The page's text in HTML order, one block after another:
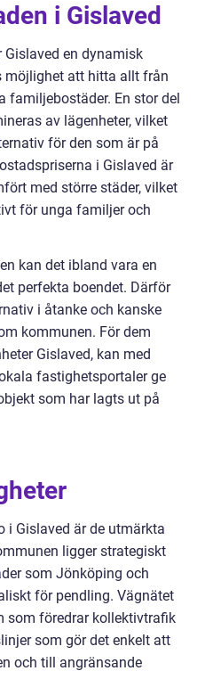
i Gislaved
en dynamisk
möjlighet att hitta allt från
familjebostäder. En stor del
av lägenheter, vilket
för den som är på
i Gislaved är
med större städer, vilket
för unga familjer och
kan det ibland vara en
perfekta boendet. Därför
i åtanke och kanske
kommunen. För dem
Gislaved, kan med
fastighetsportaler ge
som har lagts ut på
i Gislaved är de utmärkta
ligger strategiskt
som Jönköping och
för pendling. Vägnätet
som föredrar kollektivtrafik
som gör det enkelt att
och till angränsande